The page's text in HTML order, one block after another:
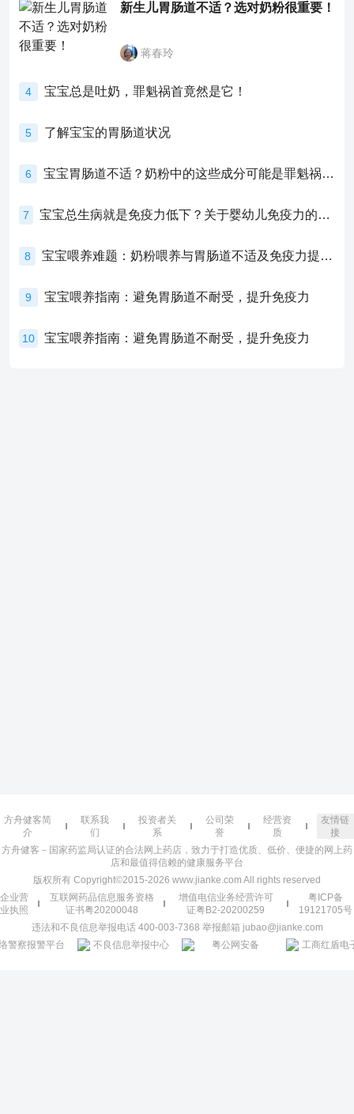
新生儿胃肠道不适？选对奶粉很重要！
蒋春玲
4 宝宝总是吐奶，罪魁祸首竟然是它！
5 了解宝宝的胃肠道状况
6 宝宝胃肠道不适？奶粉中的这些成分可能是罪魁祸首！
7 宝宝总生病就是免疫力低下？关于婴幼儿免疫力的真相，家长必须了解！
8 宝宝喂养难题：奶粉喂养与胃肠道不适及免疫力提升的奥秘
9 宝宝喂养指南：避免胃肠道不耐受，提升免疫力
10 宝宝喂养指南：避免胃肠道不耐受，提升免疫力
方舟健客简
介
联系我
们
投资者关
系
公司荣
誉
经营资
质
友情链
接
方舟健客－国家药监局认证的合法网上药店，致力于打造优质、低价、便捷的网上药
店和最值得信赖的健康服务平台
版权所有 Copyright©2015-2026 www.jianke.com All rights reserved
企业营
业执照
互联网药品信息服务资格
证书粤20200048
增值电信业务经营许可
证粤B2-20200259
粤ICP备
19121705号
违法和不良信息举报电话 400-003-7368 举报邮箱 jubao@jianke.com